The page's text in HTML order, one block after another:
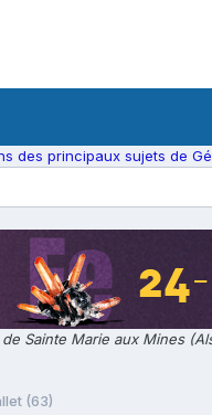
des principaux sujets de
Sainte Marie aux Mines
(63)